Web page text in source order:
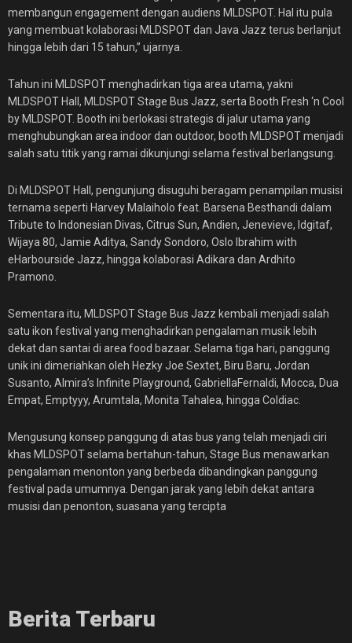
membangun engagement dengan audiens MLDSPOT. Hal itu pula
yang membuat kolaborasi MLDSPOT dan Java Jazz terus berlanjut
hingga lebih dari 15 tahun,” ujarnya.
Tahun ini MLDSPOT menghadirkan tiga area utama, yakni
MLDSPOT Hall, MLDSPOT Stage Bus Jazz, serta Booth Fresh ‘n Cool
by MLDSPOT. Booth ini berlokasi strategis di jalur utama yang
menghubungkan area indoor dan outdoor, booth MLDSPOT menjadi
salah satu titik yang ramai dikunjungi selama festival berlangsung.
Di MLDSPOT Hall, pengunjung disuguhi beragam penampilan musisi
ternama seperti Harvey Malaiholo feat. Barsena Besthandi dalam
Tribute to Indonesian Divas, Citrus Sun, Andien, Jenevieve, Idgitaf,
Wijaya 80, Jamie Aditya, Sandy Sondoro, Oslo Ibrahim with
eHarbourside Jazz, hingga kolaborasi Adikara dan Ardhito
Pramono.
Sementara itu, MLDSPOT Stage Bus Jazz kembali menjadi salah
satu ikon festival yang menghadirkan pengalaman musik lebih
dekat dan santai di area food bazaar. Selama tiga hari, panggung
unik ini dimeriahkan oleh Hezky Joe Sextet, Biru Baru, Jordan
Susanto, Almira’s Infinite Playground, GabriellaFernaldi, Mocca, Dua
Empat, Emptyyy, Arumtala, Monita Tahalea, hingga Coldiac.
Mengusung konsep panggung di atas bus yang telah menjadi ciri
khas MLDSPOT selama bertahun-tahun, Stage Bus menawarkan
pengalaman menonton yang berbeda dibandingkan panggung
festival pada umumnya. Dengan jarak yang lebih dekat antara
musisi dan penonton, suasana yang tercipta
Berita Terbaru